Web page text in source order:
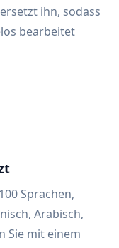
ihn, sodass
bearbeitet
Sprachen,
Arabisch,
Sie mit einem